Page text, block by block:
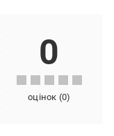
0
оцінок (0)